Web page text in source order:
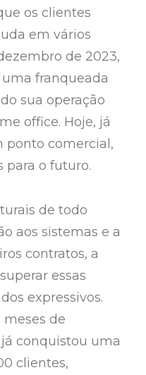
os clientes
em vários
de 2023,
franqueada
sua operação
office. Hoje, já
ponto comercial,
para o futuro.
de todo
aos sistemas e a
contratos, a
essas
expressivos.
meses de
conquistou uma
clientes,